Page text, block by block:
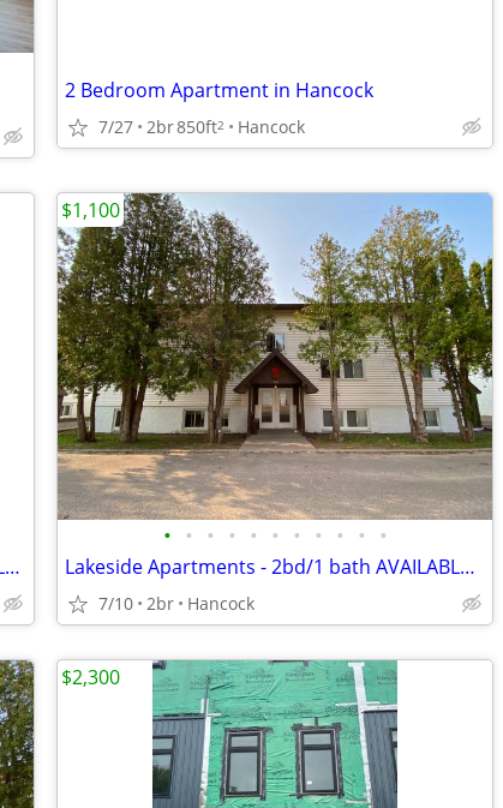
2 Bedroom Apartment in Hancock
7/27 2br850ft2 Hancock
238 Quincy Street Commercial Space - AVAILABLE NOW
• • • • • • • • • • •
Lakeside Apartments - 2bd/1 bath AVAILABLE September 2026
7/10 2br Hancock
$1,100
$2,300